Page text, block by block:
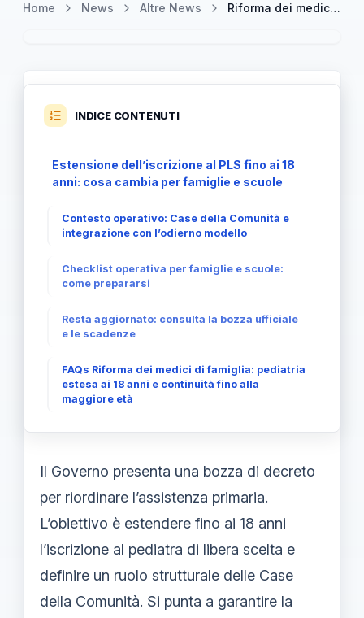
Home News Altre News Riforma dei medici di famiglia: pediatria estesa ai 18 anni e continuità fino alla maggiore età
INDICE CONTENUTI
Estensione dell’iscrizione al PLS fino ai 18
anni: cosa cambia per famiglie e scuole
Contesto operativo: Case della Comunità e
integrazione con l’odierno modello
Checklist operativa per famiglie e scuole:
come prepararsi
Resta aggiornato: consulta la bozza ufficiale
e le scadenze
FAQs Riforma dei medici di famiglia: pediatria
estesa ai 18 anni e continuità fino alla
maggiore età
Il Governo presenta una bozza di decreto
per riordinare l’assistenza primaria.
L’obiettivo è estendere fino ai 18 anni
l’iscrizione al pediatra di libera scelta e
definire un ruolo strutturale delle Case
della Comunità. Si punta a garantire la